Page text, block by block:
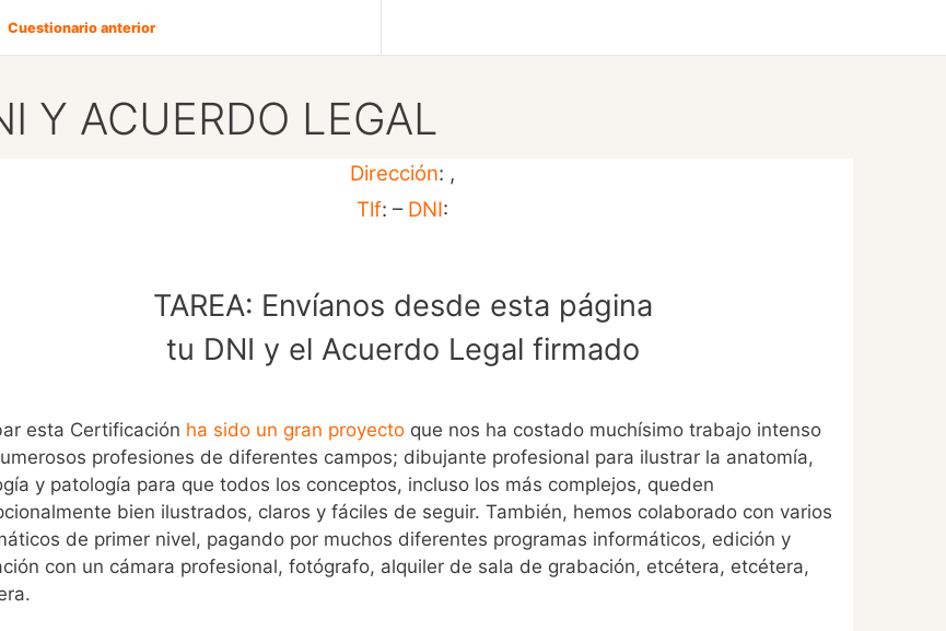
Cuestionario anterior
Y ACUERDO LEGAL
Dirección: ,
Tlf: – DNI:
TAREA: Envíanos desde esta página
tu DNI y el Acuerdo Legal firmado
esta Certificación ha sido un gran proyecto que nos ha costado muchísimo trabajo intenso
profesiones de diferentes campos; dibujante profesional para ilustrar la anatomía,
y patología para que todos los conceptos, incluso los más complejos, queden
bien ilustrados, claros y fáciles de seguir. También, hemos colaborado con varios
de primer nivel, pagando por muchos diferentes programas informáticos, edición y
con un cámara profesional, fotógrafo, alquiler de sala de grabación, etcétera, etcétera,